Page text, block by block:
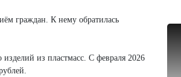
граждан. К нему обратилась
из пластмасс. С февраля 2026